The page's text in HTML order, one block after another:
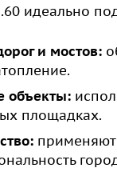
идеально
и мостов:
площадках.